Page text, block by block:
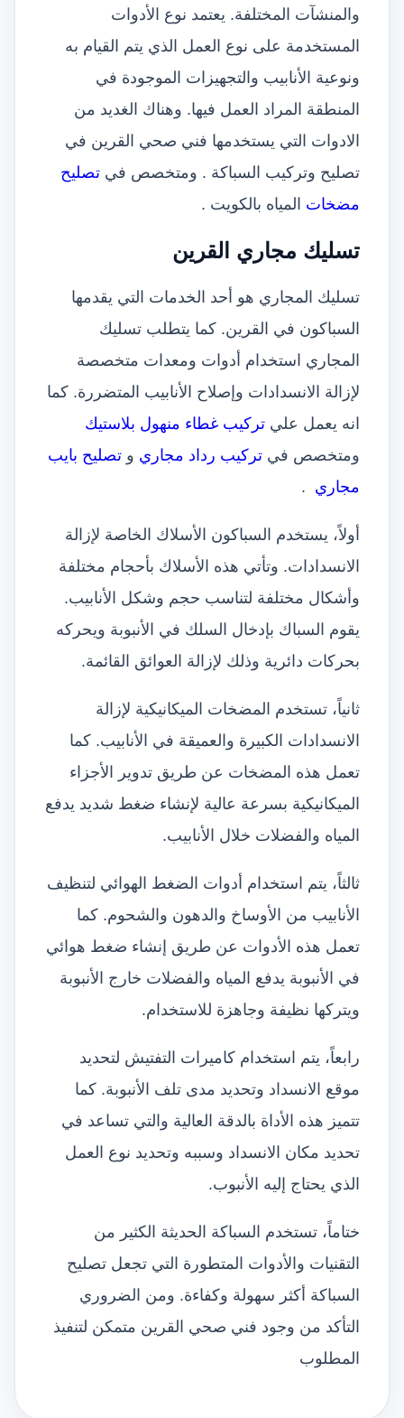
والمنشآت المختلفة. يعتمد نوع الأدوات
المستخدمة على نوع العمل الذي يتم القيام به
ونوعية الأنابيب والتجهيزات الموجودة في
المنطقة المراد العمل فيها. وهناك الغديد من
الادوات التي يستخدمها فني صحي القرين في
تصليح وتركيب السباكة . ومتخصص في تصليح
مضخات المياه بالكويت .
تسليك مجاري القرين
تسليك المجاري هو أحد الخدمات التي يقدمها
السباكون في القرين. كما يتطلب تسليك
المجاري استخدام أدوات ومعدات متخصصة
لإزالة الانسدادات وإصلاح الأنابيب المتضررة. كما
انه يعمل علي تركيب غطاء منهول بلاستيك
ومتخصص في تركيب رداد مجاري و تصليح بايب
مجاري .
أولاً، يستخدم السباكون الأسلاك الخاصة لإزالة
الانسدادات. وتأتي هذه الأسلاك بأحجام مختلفة
وأشكال مختلفة لتناسب حجم وشكل الأنابيب.
يقوم السباك بإدخال السلك في الأنبوبة ويحركه
بحركات دائرية وذلك لإزالة العوائق القائمة.
ثانياً، تستخدم المضخات الميكانيكية لإزالة
الانسدادات الكبيرة والعميقة في الأنابيب. كما
تعمل هذه المضخات عن طريق تدوير الأجزاء
الميكانيكية بسرعة عالية لإنشاء ضغط شديد يدفع
المياه والفضلات خلال الأنابيب.
ثالثاً، يتم استخدام أدوات الضغط الهوائي لتنظيف
الأنابيب من الأوساخ والدهون والشحوم. كما
تعمل هذه الأدوات عن طريق إنشاء ضغط هوائي
في الأنبوبة يدفع المياه والفضلات خارج الأنبوبة
ويتركها نظيفة وجاهزة للاستخدام.
رابعاً، يتم استخدام كاميرات التفتيش لتحديد
موقع الانسداد وتحديد مدى تلف الأنبوبة. كما
تتميز هذه الأداة بالدقة العالية والتي تساعد في
تحديد مكان الانسداد وسببه وتحديد نوع العمل
الذي يحتاج إليه الأنبوب.
ختاماً، تستخدم السباكة الحديثة الكثير من
التقنيات والأدوات المتطورة التي تجعل تصليح
السباكة أكثر سهولة وكفاءة. ومن الضروري
التأكد من وجود فني صحي القرين متمكن لتنفيذ
المطلوب